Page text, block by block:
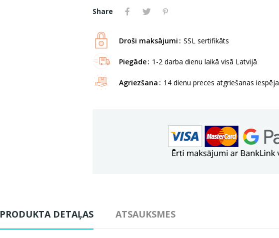
Share
Droši maksājumi SSL sertifikāts
Piegāde 1-2 darba dienu laikā visā Latvijā
Agriezšana 14 dienu preces atgriešanas iespēja
PRODUKTA DETAĻAS ATSAUKSMES